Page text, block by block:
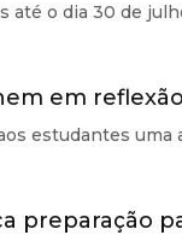
até o dia 30 de
em
estudantes
preparação